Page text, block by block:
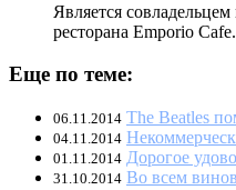
Является
ресторана Emporio Cafe.
Еще по теме:
06.11.2014 The Beatles
04.11.2014
01.11.2014 Дорогое
31.10.2014 Во всем